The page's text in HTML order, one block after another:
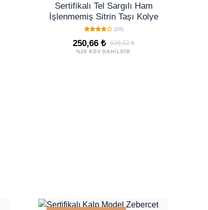
Sertifikalı Tel Sargılı Ham
İşlenmemiş Sitrin Taşı Kolye
(28)
250,66 ₺ 626,52 ₺
%20 KDV DAHİLDİR